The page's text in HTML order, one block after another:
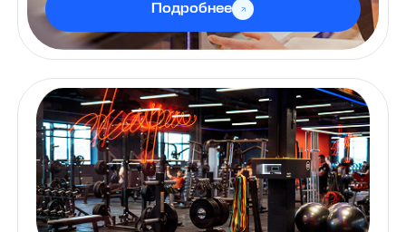
Подробнее